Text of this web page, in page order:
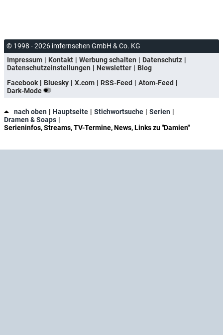
© 1998 - 2026 imfernsehen GmbH & Co. KG
Impressum
Kontakt Werbung schalten
Datenschutz
Datenschutzeinstellungen
Newsletter
Blog
Facebook
Bluesky X.com RSS-Feed
Atom-Feed
Dark-Mode
nach oben Hauptseite Stichwortsuche
Serien
Dramen & Soaps
Serieninfos, Streams, TV-Termine, News, Links zu "Damien"